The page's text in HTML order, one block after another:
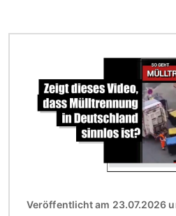
Veröffentlicht am 23.07.2026